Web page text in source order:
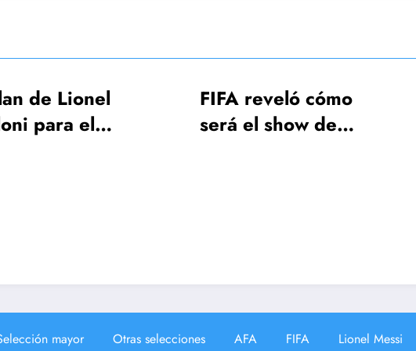
FIFA reveló cómo
será el show de
AFA hizo el pedido a
FIFA para que
mayor Otras selecciones AFA FIFA Lionel Messi